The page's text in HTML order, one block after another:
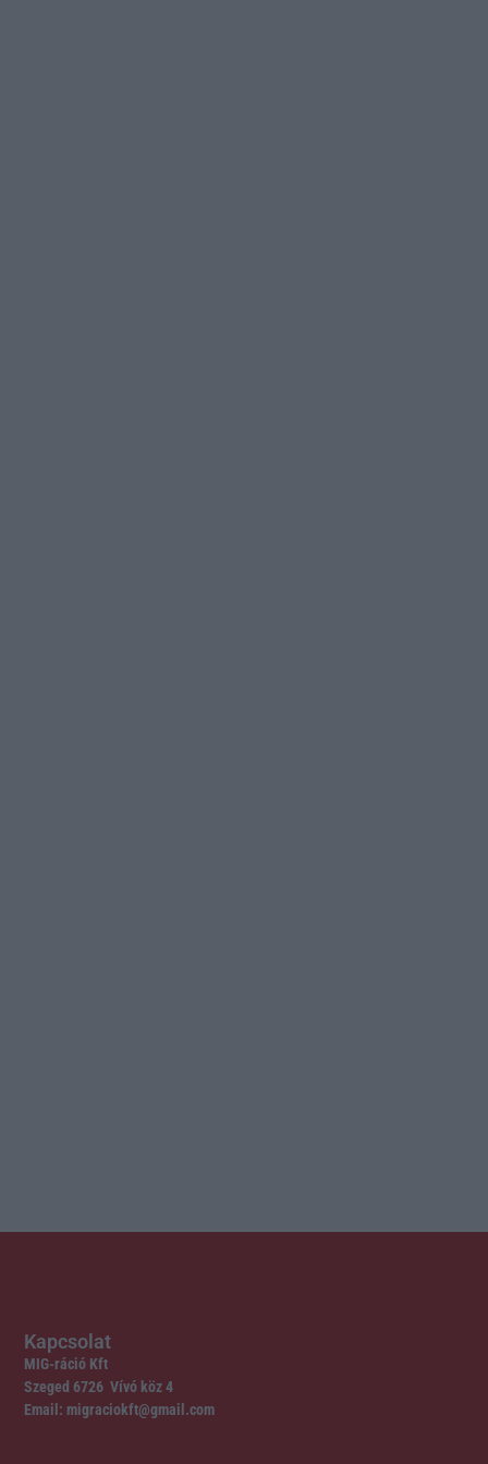
Kapcsolat
MIG-ráció Kft
Szeged 6726 Vívó köz 4
Email: migraciokft@gmail.com